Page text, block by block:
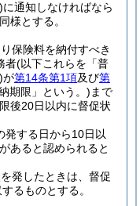
に通知しなければなら
様とする。
保険料を納付すべき
者(以下これらを「普
が第14条第1項及び第
期限」という。) まで
後20日以内に督促状
発する日から10日以
あると認められると
発したときは、督促
るものとする。